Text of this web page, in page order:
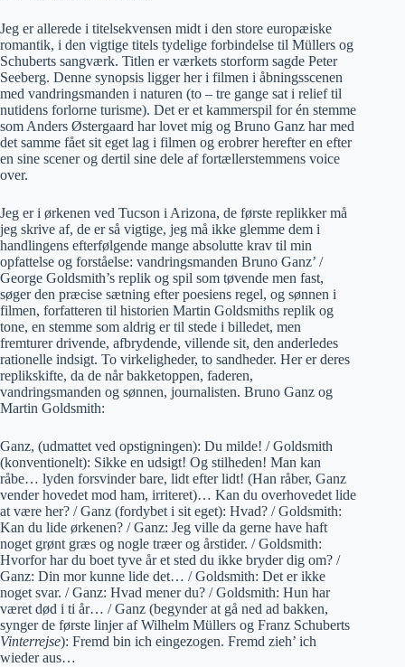
Jeg er allerede i titelsekvensen midt i den store europæiske
romantik, i den vigtige titels tydelige forbindelse til Müllers og
Schuberts sangværk. Titlen er værkets storform sagde Peter
Seeberg. Denne synopsis ligger her i filmen i åbningsscenen
med vandringsmanden i naturen (to – tre gange sat i relief til
nutidens forlorne turisme). Det er et kammerspil for én stemme
som Anders Østergaard har lovet mig og Bruno Ganz har med
det samme fået sit eget lag i filmen og erobrer herefter en efter
en sine scener og dertil sine dele af fortællerstemmens voice
over.
Jeg er i ørkenen ved Tucson i Arizona, de første replikker må
jeg skrive af, de er så vigtige, jeg må ikke glemme dem i
handlingens efterfølgende mange absolutte krav til min
opfattelse og forståelse: vandringsmanden Bruno Ganz’ /
George Goldsmith’s replik og spil som tøvende men fast,
søger den præcise sætning efter poesiens regel, og sønnen i
filmen, forfatteren til historien Martin Goldsmiths replik og
tone, en stemme som aldrig er til stede i billedet, men
fremturer drivende, afbrydende, villende sit, den anderledes
rationelle indsigt. To virkeligheder, to sandheder. Her er deres
replikskifte, da de når bakketoppen, faderen,
vandringsmanden og sønnen, journalisten. Bruno Ganz og
Martin Goldsmith:
Ganz, (udmattet ved opstigningen): Du milde! / Goldsmith
(konventionelt): Sikke en udsigt! Og stilheden! Man kan
råbe… lyden forsvinder bare, lidt efter lidt! (Han råber, Ganz
vender hovedet mod ham, irriteret)… Kan du overhovedet lide
at være her? / Ganz (fordybet i sit eget): Hvad? / Goldsmith:
Kan du lide ørkenen? / Ganz: Jeg ville da gerne have haft
noget grønt græs og nogle træer og årstider. / Goldsmith:
Hvorfor har du boet tyve år et sted du ikke bryder dig om? /
Ganz: Din mor kunne lide det… / Goldsmith: Det er ikke
noget svar. / Ganz: Hvad mener du? / Goldsmith: Hun har
været død i ti år… / Ganz (begynder at gå ned ad bakken,
synger de første linjer af Wilhelm Müllers og Franz Schuberts
Vinterrejse): Fremd bin ich eingezogen. Fremd zieh’ ich
wieder aus…